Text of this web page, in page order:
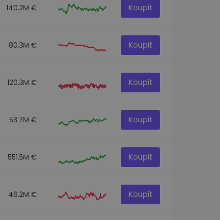
140.2M € Koupit
80.3M € Koupit
120.3M € Koupit
53.7M € Koupit
551.5M € Koupit
46.2M € Koupit